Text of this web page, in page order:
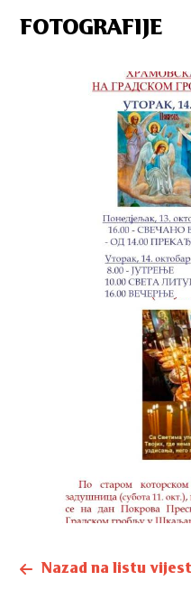
FOTOGRAFIJE
Nazad na listu